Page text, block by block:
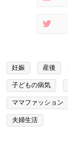
妊娠 産後
子どもの病気
ママファッション
夫婦生活